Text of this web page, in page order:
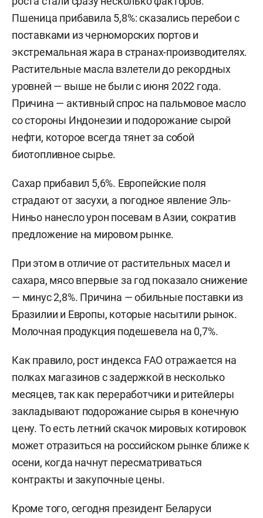
Пшеница прибавила 5,8%: сказались перебои с
поставками из черноморских портов и
экстремальная жара в странах-производителях.
Растительные масла взлетели до рекордных
уровней — выше не были с июня 2022 года.
Причина — активный спрос на пальмовое масло
со стороны Индонезии и подорожание сырой
нефти, которое всегда тянет за собой
биотопливное сырье.
Сахар прибавил 5,6%. Европейские поля
страдают от засухи, а погодное явление Эль-
Ниньо нанесло урон посевам в Азии, сократив
предложение на мировом рынке.
При этом в отличие от растительных масел и
сахара, мясо впервые за год показало снижение
— минус 2,8%. Причина — обильные поставки из
Бразилии и Европы, которые насытили рынок.
Молочная продукция подешевела на 0,7%.
Как правило, рост индекса FAO отражается на
полках магазинов с задержкой в несколько
месяцев, так как переработчики и ритейлеры
закладывают подорожание сырья в конечную
цену. То есть летний скачок мировых котировок
может отразиться на российском рынке ближе к
осени, когда начнут пересматриваться
контракты и закупочные цены.
Кроме того, сегодня президент Беларуси